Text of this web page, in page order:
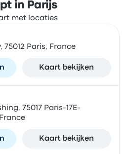
in Parijs
75012 Paris, France
Kaart bekijken
75017 Paris-17E-
Kaart bekijken